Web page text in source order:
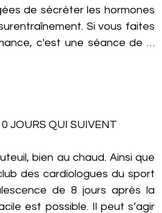
de sécréter les hormones
Si vous faites
c'est une séance de …
JOURS QUI SUIVENT
bien au chaud. Ainsi que
des cardiologues du sport
de 8 jours après la
est possible. Il peut s’agir